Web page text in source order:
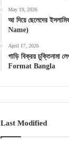
May 19, 2026
আ দিয়ে ছেলেদের
Name)
April 17, 2026
গাড়ি বিক্রয় চুক্তিনামা
Format Bangla
Last Modified